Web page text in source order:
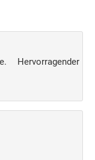
Hervorragender